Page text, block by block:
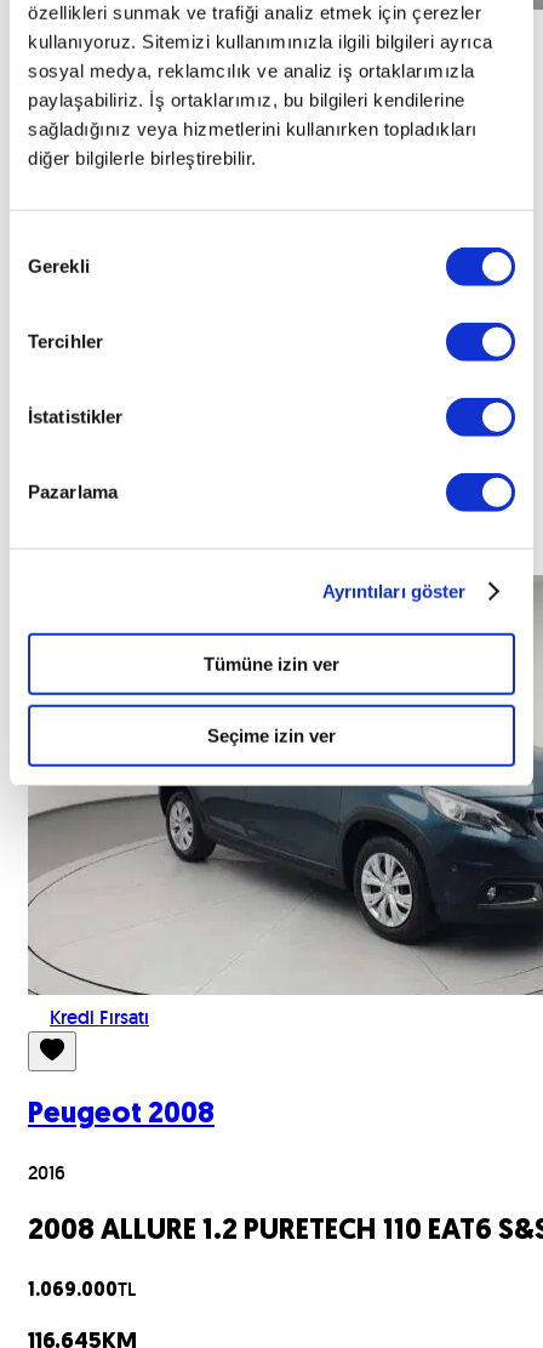
özellikleri sunmak ve trafiği analiz etmek için çerezler
kullanıyoruz. Sitemizi kullanımınızla ilgili bilgileri ayrıca
sosyal medya, reklamcılık ve analiz iş ortaklarımızla
paylaşabiliriz. İş ortaklarımız, bu bilgileri kendilerine
sağladığınız veya hizmetlerini kullanırken topladıkları
diğer bilgilerle birleştirebilir.
Seçimi
Gerekli
Tercihler
İstatistikler
Pazarlama
Ayrıntıları göster
Tümüne izin ver
Seçime izin ver
Peugeot 408
2025
408 GT 1.2 PURETECH 130 EAT8
2.170.000
12.870
Kredi Fırsatı
Peugeot 2008
2016
2008 ALLURE 1.2 PURETECH 110 EAT6
1.069.000TL
116.645KM